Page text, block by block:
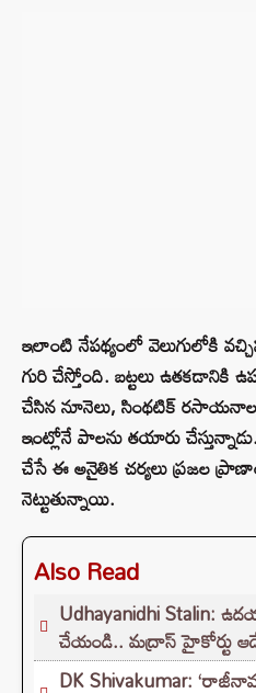
ఇలాంటి నేపథ్యంలో వెలుగులోకి
గురి చేస్తోంది. బట్టలు
చేసిన నూనెలు, సింథటిక్
ఇంట్లోనే పాలను తయారు
చేసే ఈ అనైతిక చర్యలు ప్రజల
నెట్టుతున్నాయి.
Also Read
Udhayanidhi Stalin:
చేయండి.. మద్రాస్ హైకోర్టు
DK Shivakumar: